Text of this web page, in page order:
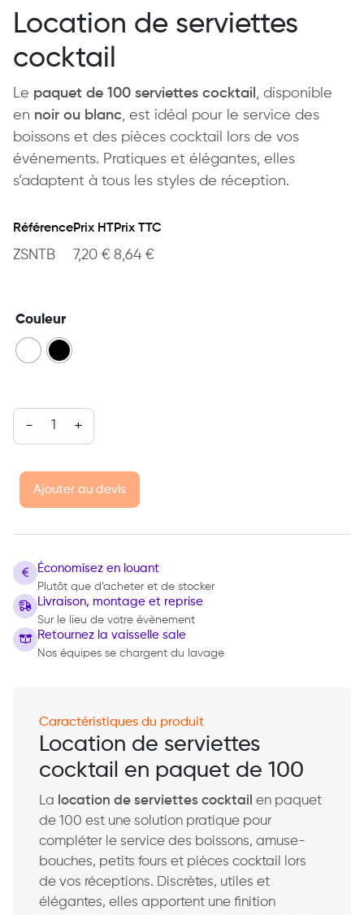
Location de serviettes
cocktail
Le paquet de 100 serviettes cocktail , disponible
en noir ou blanc, est idéal pour le service des
boissons et des pièces cocktail lors de vos
événements. Pratiques et élégantes, elles
s’adaptent à tous les styles de réception.
Référence
ZSNTB
Prix HT
7,20 €
Prix TTC
8,64 €
Couleur
quantité de Paquet de 100 serviette cocktail
Ajouter au devis
Économisez en louant
Plutôt que d’acheter et de stocker
Livraison, montage et reprise
Sur le lieu de votre évènement
Retournez la vaisselle sale
Nos équipes se chargent du lavage
Caractéristiques du produit
Location de serviettes
cocktail en paquet de 100
La location de serviettes cocktail en paquet
de 100 est une solution pratique pour
compléter le service des boissons, amuse-
bouches, petits fours et pièces cocktail lors
de vos réceptions. Discrètes, utiles et
élégantes, elles apportent une finition